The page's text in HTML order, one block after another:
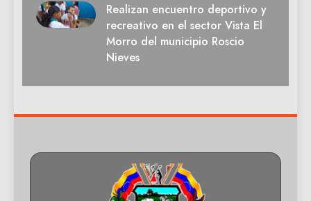
Realizan encuentro deportivo y
recreativo en el sector Vista El
Morro del municipio Roscio
Nieves